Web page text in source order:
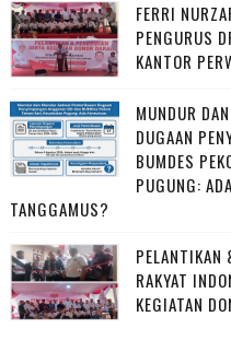
FERRI
PENGURUS
KANTOR
MUNDUR
DUGAAN
BUMDES
PUGUNG:
TANGGAMUS?
PELANTIKAN
RAKYAT
KEGIATAN